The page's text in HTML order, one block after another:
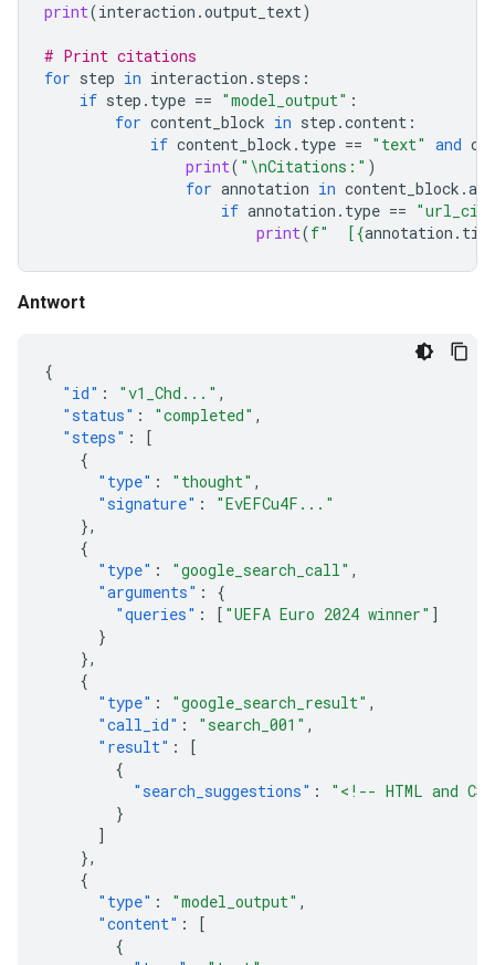
print(interaction .output_text)
# Print citations
for step in interaction . steps :
if step . type == "model_output" :
for content_block in step .content :
if content_block . type == "text" and
print( " \nCitations:" )
for annotation in content_block .
if annotation . type ==
print(f"  [{annotation .
Antwort
{
"id" : "v1_Chd..." ,
"status" : "completed" ,
"steps" :
[
{
"type" : "thought" ,
"signature" :
"EvEFCu4F..."
},
{
"type" : "google_search_call" ,
"arguments" :
{
"queries" : [ "UEFA Euro 2024 winner" ]
}
},
{
"type" : "google_search_result" ,
"call_id" : "search_001" ,
"result" :
[
{
"search_suggestions" :
"<!-- HTML and
}
]
},
{
"type" : "model_output" ,
"content" :
[
{